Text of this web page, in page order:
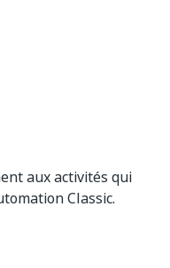
aux activités qui
Classic.